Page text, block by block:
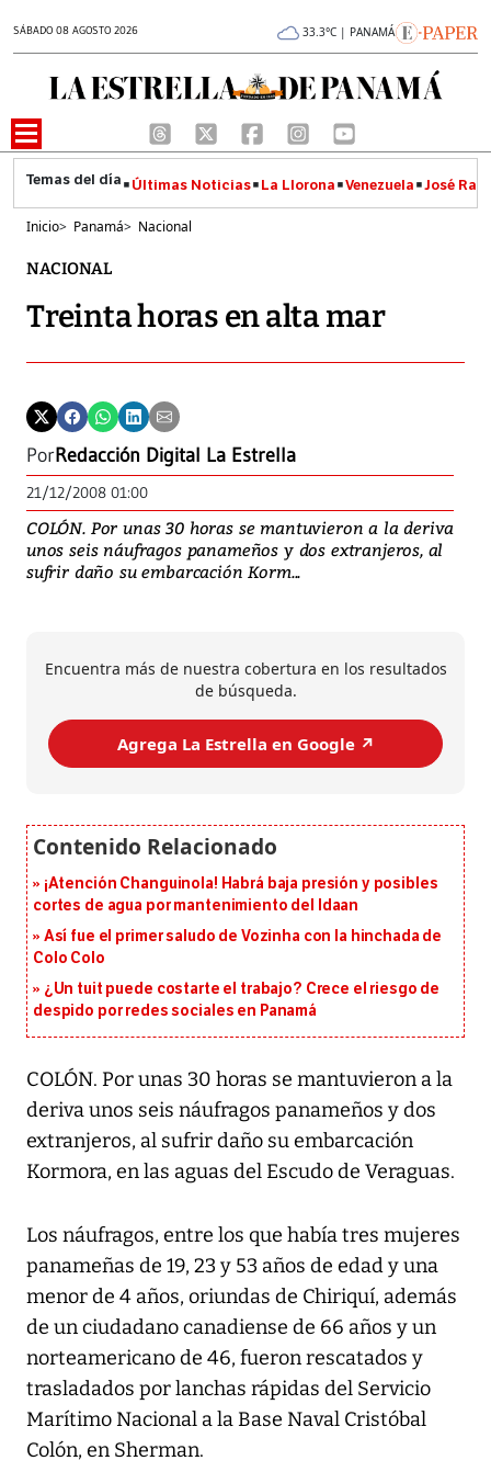
SÁBADO 08 AGOSTO 2026 33.3°C | PANAMÁ
Últimas Noticias La Llorona Venezuela José
Inicio> Panamá> Nacional
NACIONAL
Treinta horas en alta mar
PorRedacción Digital La Estrella
21/12/2008 01:00
COLÓN. Por unas 30 horas se mantuvieron a la deriva
unos seis náufragos panameños y dos extranjeros, al
sufrir daño su embarcación Korm...
Encuentra más de nuestra cobertura en los resultados
de búsqueda.
Agrega La Estrella en Google ↗️
¡Atención Changuinola! Habrá baja presión y posibles
cortes de agua por mantenimiento del Idaan
Así fue el primer saludo de Vozinha con la hinchada de
Colo Colo
¿Un tuit puede costarte el trabajo? Crece el riesgo de
despido por redes sociales en Panamá
COLÓN. Por unas 30 horas se mantuvieron a la
deriva unos seis náufragos panameños y dos
extranjeros, al sufrir daño su embarcación
Kormora, en las aguas del Escudo de Veraguas.
Los náufragos, entre los que había tres mujeres
panameñas de 19, 23 y 53 años de edad y una
menor de 4 años, oriundas de Chiriquí, además
de un ciudadano canadiense de 66 años y un
norteamericano de 46, fueron rescatados y
trasladados por lanchas rápidas del Servicio
Marítimo Nacional a la Base Naval Cristóbal
Colón, en Sherman.